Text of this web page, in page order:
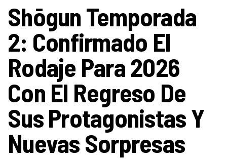
Shōgun Temporada
2: Confirmado El
Rodaje Para 2026
Con El Regreso De
Sus Protagonistas Y
Nuevas Sorpresas